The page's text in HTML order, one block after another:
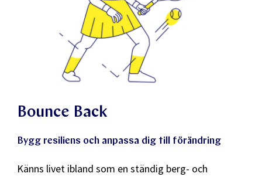
Bounce Back
Bygg resiliens och anpassa dig till förändring
Känns livet ibland som en ständig berg- och